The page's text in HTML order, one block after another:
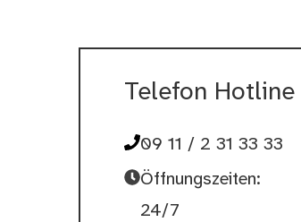
Telefon Hotline
09 11 / 2 31 33 33
Öffnungszeiten:
24/7